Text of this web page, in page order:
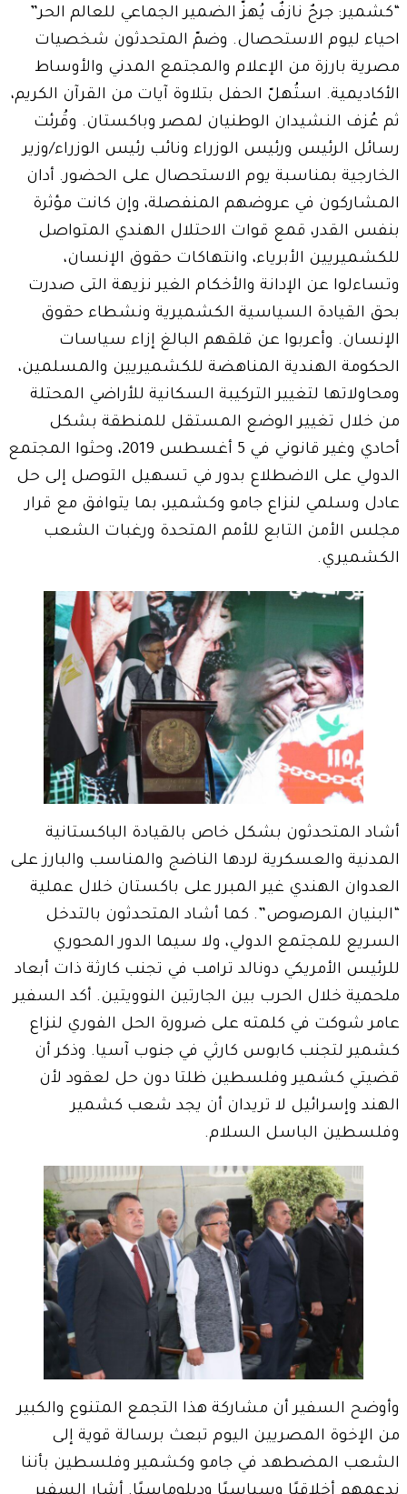
“كشمير: جرحٌ نازفٌ يُهزّ الضمير الجماعي للعالم الحر”
احياء ليوم الاستحصال. وضمّ المتحدثون شخصيات
مصرية بارزة من الإعلام والمجتمع المدني والأوساط
الأكاديمية. استُهلّ الحفل بتلاوة آيات من القرآن الكريم،
ثم عُزف النشيدان الوطنيان لمصر وباكستان. وقُرئت
رسائل الرئيس ورئيس الوزراء ونائب رئيس الوزراء/وزير
الخارجية بمناسبة يوم الاستحصال على الحضور. أدان
المشاركون في عروضهم المنفصلة، وإن كانت مؤثرة
بنفس القدر، قمع قوات الاحتلال الهندي المتواصل
للكشميريين الأبرياء، وانتهاكات حقوق الإنسان،
وتساءلوا عن الإدانة والأخكام الغير نزيهة التى صدرت
بحق القيادة السياسية الكشميرية ونشطاء حقوق
الإنسان. وأعربوا عن قلقهم البالغ إزاء سياسات
الحكومة الهندية المناهضة للكشميريين والمسلمين،
ومحاولاتها لتغيير التركيبة السكانية للأراضي المحتلة
من خلال تغيير الوضع المستقل للمنطقة بشكل
أحادي وغير قانوني في 5 أغسطس 2019، وحثوا المجتمع
الدولي على الاضطلاع بدور في تسهيل التوصل إلى حل
عادل وسلمي لنزاع جامو وكشمير، بما يتوافق مع قرار
مجلس الأمن التابع للأمم المتحدة ورغبات الشعب
الكشميري.
أشاد المتحدثون بشكل خاص بالقيادة الباكستانية
المدنية والعسكرية لردها الناضج والمناسب والبارز على
العدوان الهندي غير المبرر على باكستان خلال عملية
“البنيان المرصوص”. كما أشاد المتحدثون بالتدخل
السريع للمجتمع الدولي، ولا سيما الدور المحوري
للرئيس الأمريكي دونالد ترامب في تجنب كارثة ذات أبعاد
ملحمية خلال الحرب بين الجارتين النوويتين. أكد السفير
عامر شوكت في كلمته على ضرورة الحل الفوري لنزاع
كشمير لتجنب كابوس كارثي في جنوب آسيا. وذكر أن
قضيتي كشمير وفلسطين ظلتا دون حل لعقود لأن
الهند وإسرائيل لا تريدان أن يجد شعب كشمير
وفلسطين الباسل السلام.
وأوضح السفير أن مشاركة هذا التجمع المتنوع والكبير
من الإخوة المصريين اليوم تبعث برسالة قوية إلى
الشعب المضطهد في جامو وكشمير وفلسطين بأننا